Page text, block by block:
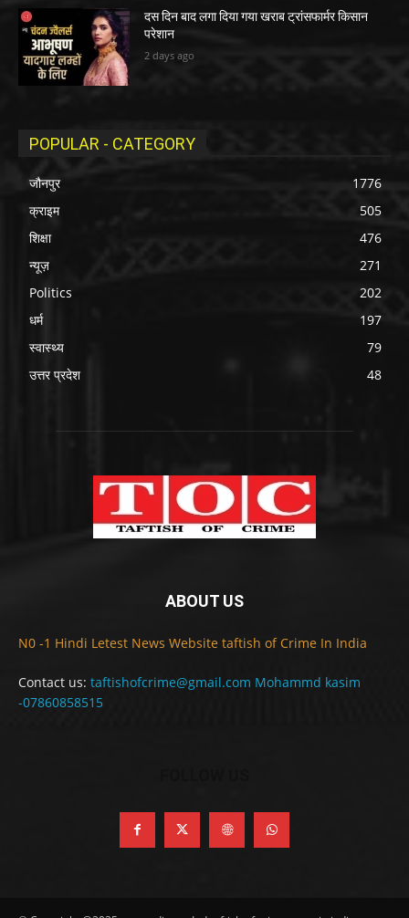
दस दिन बाद लगा दिया गया खराब ट्रांसफार्मर किसान
परेशान
2 days ago
POPULAR - CATEGORY
जौनपुर
1776
क्राइम
505
शिक्षा
476
न्यूज़
271
Politics
202
धर्म
197
स्वास्थ्य
79
उत्तर प्रदेश
48
ABOUT US
N0 -1 Hindi Letest News Website taftish of Crime In India
Contact us: taftishofcrime@gmail.com Mohammd kasim
-07860858515